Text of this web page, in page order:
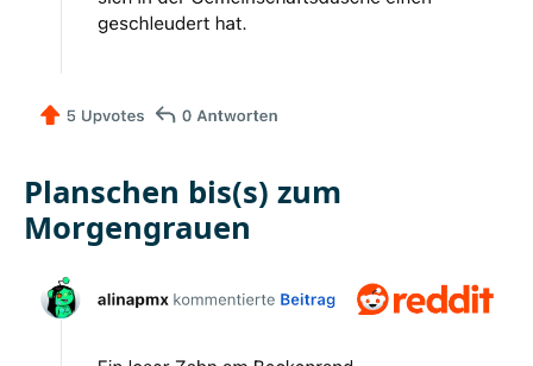
Planschen bis(s) zum
Morgengrauen